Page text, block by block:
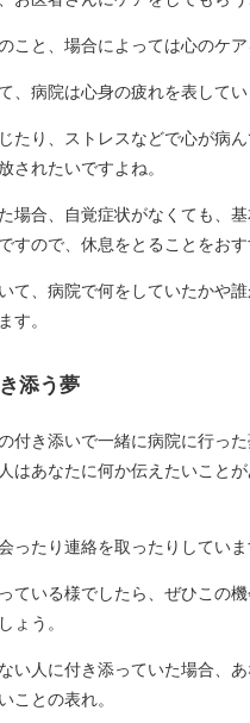
こと、場合によっては心のケア
、病院は心身の疲れを表してい
たり、ストレスなどで心が病
されたいですよね。
場合、自覚症状がなくても、
すので、休息をとることをおす
て、病院で何をしていたかや
す。
添う夢
付き添いで一緒に病院に行っ
はあなたに何か伝えたいこと
ったり連絡を取ったりしていま
ている様でしたら、ぜひこの
ょう。
い人に付き添っていた場合、
ことの表れ。